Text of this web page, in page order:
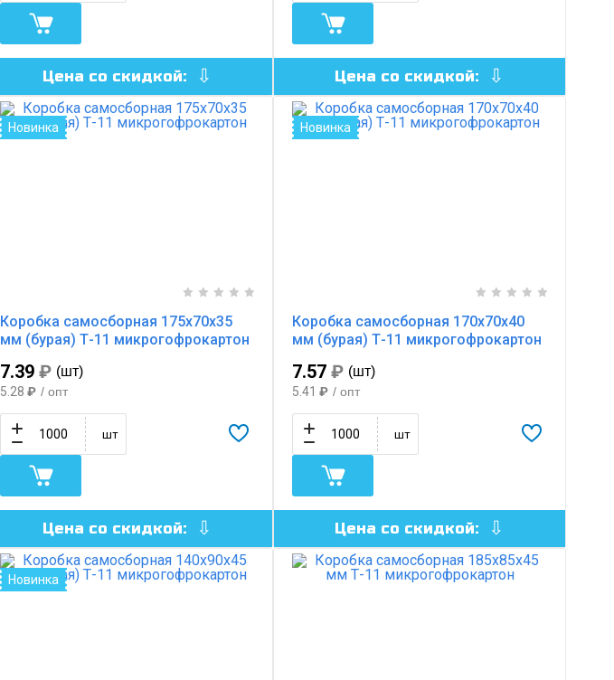
Цена со скидкой: Цена со скидкой:
Новинка
Коробка самосборная 175х70х35
мм (бурая) Т-11 микрогофрокартон
7.39₽ (шт)
5.28 ₽ / опт
шт
Цена со скидкой:
Новинка
Коробка самосборная 170х70х40
мм (бурая) Т-11 микрогофрокартон
7.57 ₽ (шт)
5.41 ₽ / опт
шт
Цена со скидкой:
Новинка